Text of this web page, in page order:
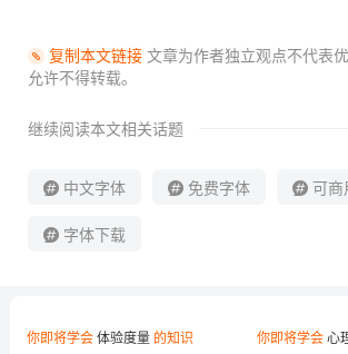
复制本文链接文章为作者独立观点不代表优
允许不得转载。
继续阅读本文相关话题
中文字体 免费字体 可商
字体下载
你即将学会体验度量的知识 你即将学会心